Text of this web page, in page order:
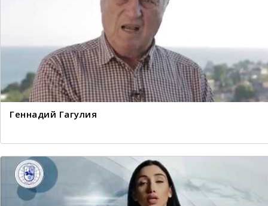
Геннадий Гагулия